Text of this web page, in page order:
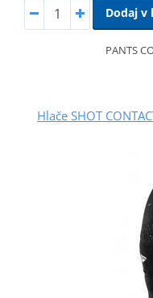
Dodaj v
PANTS
Hlače SHOT